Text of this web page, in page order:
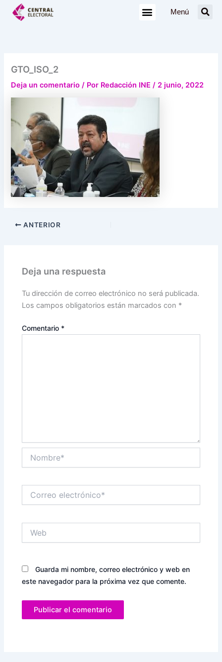
Menú
GTO_ISO_2
Deja un comentario / Por Redacción INE/ 2 junio, 2022
ANTERIOR
Deja una respuesta
Tu dirección de correo electrónico no será publicada.
Los campos obligatorios están marcados con *
Comentario *
electrónico*
Guarda mi nombre, correo electrónico y web en
este navegador para la próxima vez que comente.